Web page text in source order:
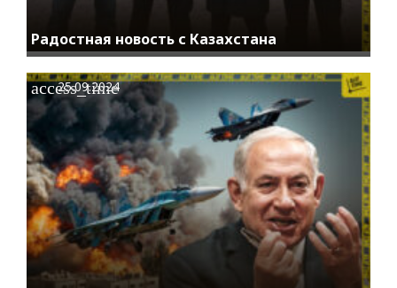
Радостная новость с Казахстана
access_time
25.09.2024